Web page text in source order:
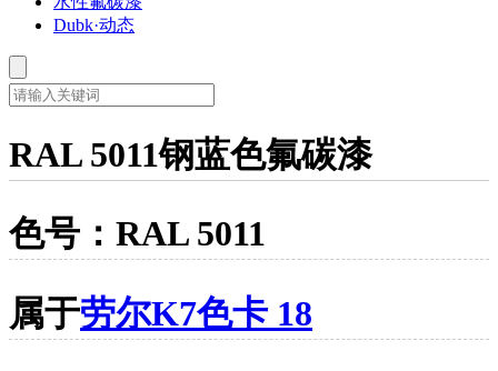
Dubk·动态
RAL 5011钢蓝色氟碳漆
色号：RAL 5011
属于劳尔K7色卡 18